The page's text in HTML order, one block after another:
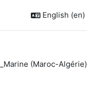
English ‎(en)‎
(Maroc-Algérie)